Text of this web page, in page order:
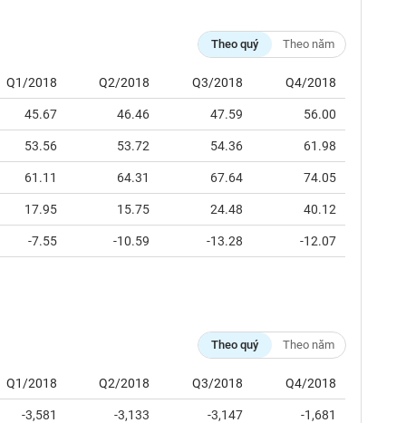
Theo quý Theo năm
Q1/2018 Q2/2018 Q3/2018 Q4/2018
45.67 46.46 47.59 56.00
53.56 53.72 54.36 61.98
61.11 64.31 67.64 74.05
17.95 15.75 24.48 40.12
-7.55 -10.59 -13.28 -12.07
Theo quý Theo năm
Q1/2018 Q2/2018 Q3/2018 Q4/2018
-3,581 -3,133 -3,147 -1,681